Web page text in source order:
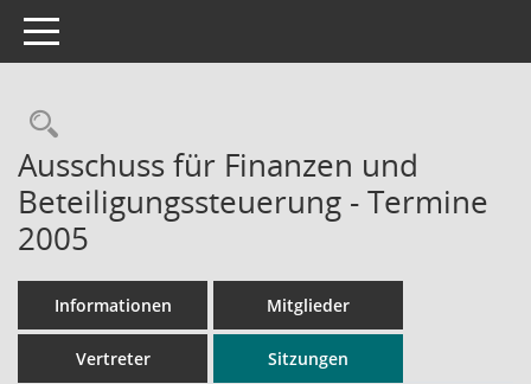
Toggle navigation
Rechercheauswahl
Ausschuss für Finanzen und
Beteiligungssteuerung - Termine
2005
Informationen Mitglieder
Vertreter Sitzungen